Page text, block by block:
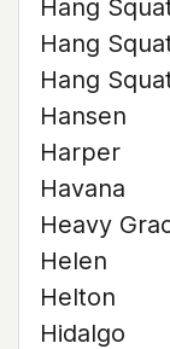
Hang
Hang
Hang
Hansen
Harper
Havana
Heavy
Helen
Helton
Hidalgo